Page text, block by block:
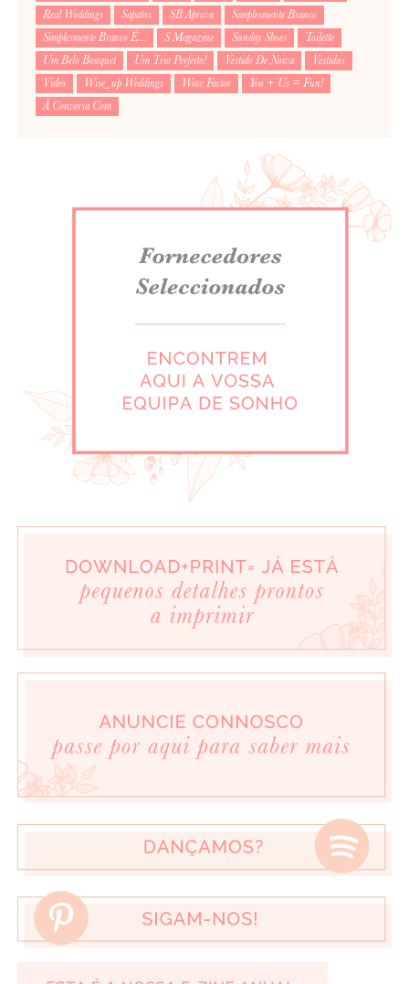
Real Weddings
Sapatos SB Aprova
Simplesmente Branco
Simplesmente Branco É...
S Magazine Sunday Shoes
Toilette
Um Belo Bouquet
Um Trio Perfeito! Vestido De Noiva
Vestidus
Video
Wise_up Weddings Wow Factor
You + Us = Fun!
À Conversa Com